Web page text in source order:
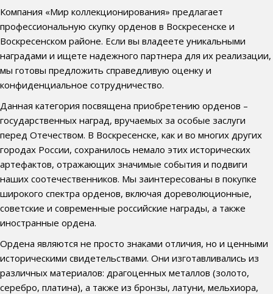
Компания «Мир коллекционирования» предлагает
профессиональную скупку орденов в Воскресенске и
Воскресенском районе. Если вы владеете уникальными
наградами и ищете надежного партнера для их реализации,
мы готовы предложить справедливую оценку и
конфиденциальное сотрудничество.
Данная категория посвящена приобретению орденов –
государственных наград, вручаемых за особые заслуги
перед Отечеством. В Воскресенске, как и во многих других
городах России, сохранилось немало этих исторических
артефактов, отражающих значимые события и подвиги
наших соотечественников. Мы заинтересованы в покупке
широкого спектра орденов, включая дореволюционные,
советские и современные российские награды, а также
иностранные ордена.
Ордена являются не просто знаками отличия, но и ценными
историческими свидетельствами. Они изготавливались из
различных материалов: драгоценных металлов (золото,
серебро, платина), а также из бронзы, латуни, мельхиора,